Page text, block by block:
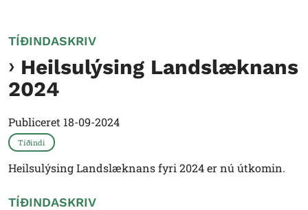
TÍÐINDASKRIV
Heilsulýsing Landslæknans
2024
Publiceret 18-09-2024
Tíðindi
Heilsulýsing Landslæknans fyri 2024 er nú útkomin.
TÍÐINDASKRIV